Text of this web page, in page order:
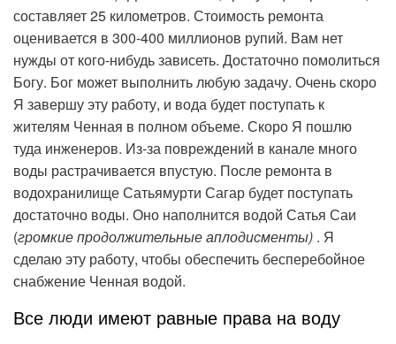
составляет 25 километров. Стоимость ремонта
оценивается в 300-400 миллионов рупий. Вам нет
нужды от кого-нибудь зависеть. Достаточно помолиться
Богу. Бог может выполнить любую задачу. Очень скоро
Я завершу эту работу, и вода будет поступать к
жителям Ченная в полном объеме. Скоро Я пошлю
туда инженеров. Из-за повреждений в канале много
воды растрачивается впустую. После ремонта в
водохранилище Сатьямурти Сагар будет поступать
достаточно воды. Оно наполнится водой Сатья Саи
(громкие продолжительные аплодисменты) . Я
сделаю эту работу, чтобы обеспечить бесперебойное
снабжение Ченная водой.
Все люди имеют равные права на воду